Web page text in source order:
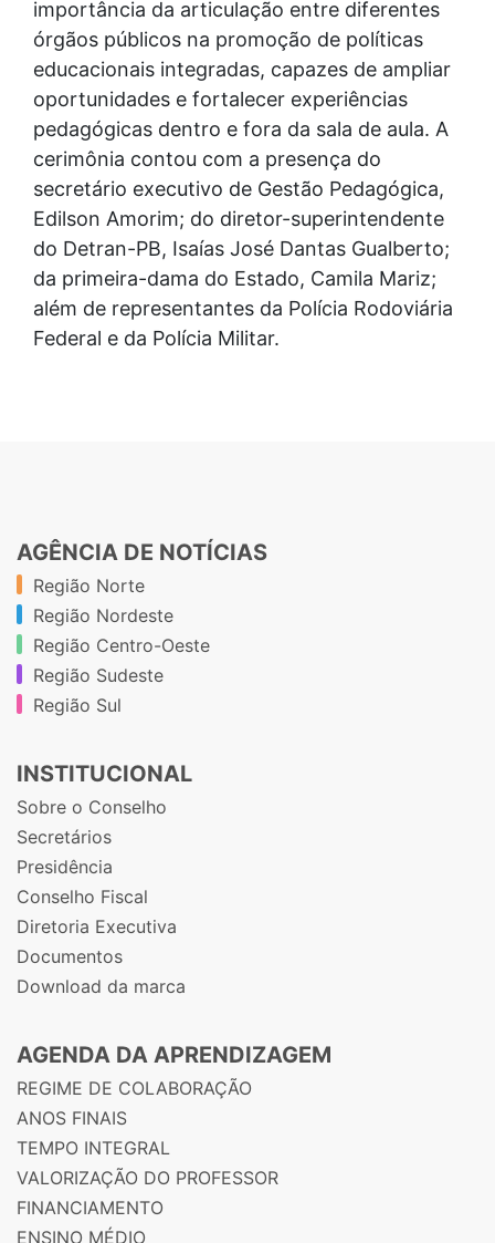
importância da articulação entre diferentes
órgãos públicos na promoção de políticas
educacionais integradas, capazes de ampliar
oportunidades e fortalecer experiências
pedagógicas dentro e fora da sala de aula. A
cerimônia contou com a presença do
secretário executivo de Gestão Pedagógica,
Edilson Amorim; do diretor-superintendente
do Detran-PB, Isaías José Dantas Gualberto;
da primeira-dama do Estado, Camila Mariz;
além de representantes da Polícia Rodoviária
Federal e da Polícia Militar.
AGÊNCIA DE NOTÍCIAS
Região Norte
Região Nordeste
Região Centro-Oeste
Região Sudeste
Região Sul
INSTITUCIONAL
Sobre o Conselho
Secretários
Presidência
Conselho Fiscal
Diretoria Executiva
Documentos
Download da marca
AGENDA DA APRENDIZAGEM
REGIME DE COLABORAÇÃO
ANOS FINAIS
TEMPO INTEGRAL
VALORIZAÇÃO DO PROFESSOR
FINANCIAMENTO
ENSINO MÉDIO